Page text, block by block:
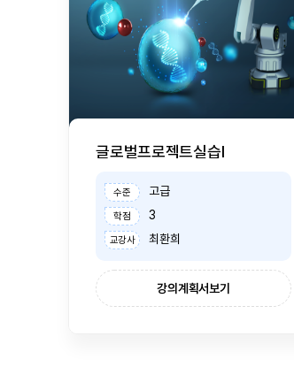
글로벌프로젝트실습I
수준 고급
학점 3
교강사 최환희
강의계획서보기